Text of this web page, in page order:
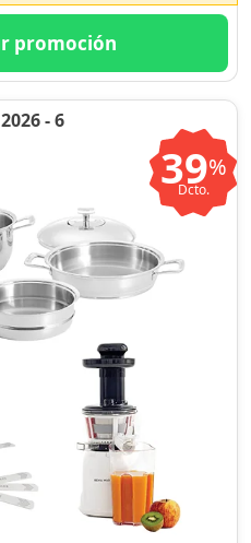
promoción
- 6
39%
Dcto.